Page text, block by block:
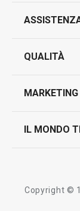
contatti
QUALITÀ
test sui
IL MONDO
Copyright ©